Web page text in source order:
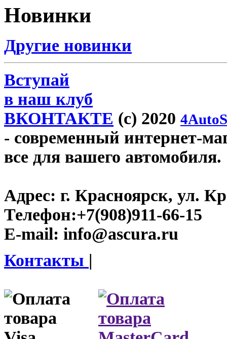
Новинки
Другие новинки
Вступай
в наш клуб
ВКОНТАКТЕ (c) 2020
- современный интернет-
все для вашего автомобиля.
Адрес: г. Красноярск, ул.
Телефон:+7(908)911-66-15
E-mail: info@ascura.ru
Контакты |